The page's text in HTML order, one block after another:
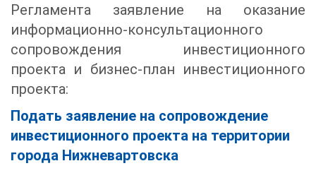
Регламента заявление на оказание
информационно-консультационного
сопровождения инвестиционного
проекта и бизнес-план инвестиционного
проекта:
Подать заявление на сопровождение
инвестиционного проекта на территории
города Нижневартовска